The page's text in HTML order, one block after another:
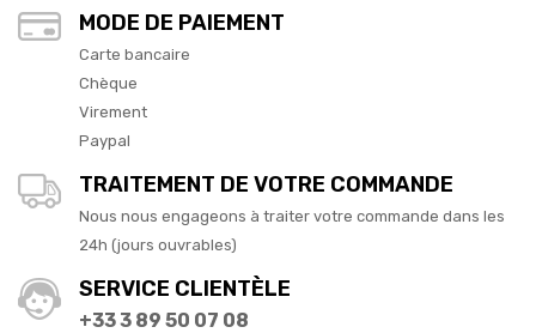
MODE DE PAIEMENT
Carte bancaire
Chèque
Virement
Paypal
TRAITEMENT DE VOTRE COMMANDE
Nous nous engageons à traiter votre commande dans les
24h (jours ouvrables)
SERVICE CLIENTÈLE
+33 3 89 50 07 08